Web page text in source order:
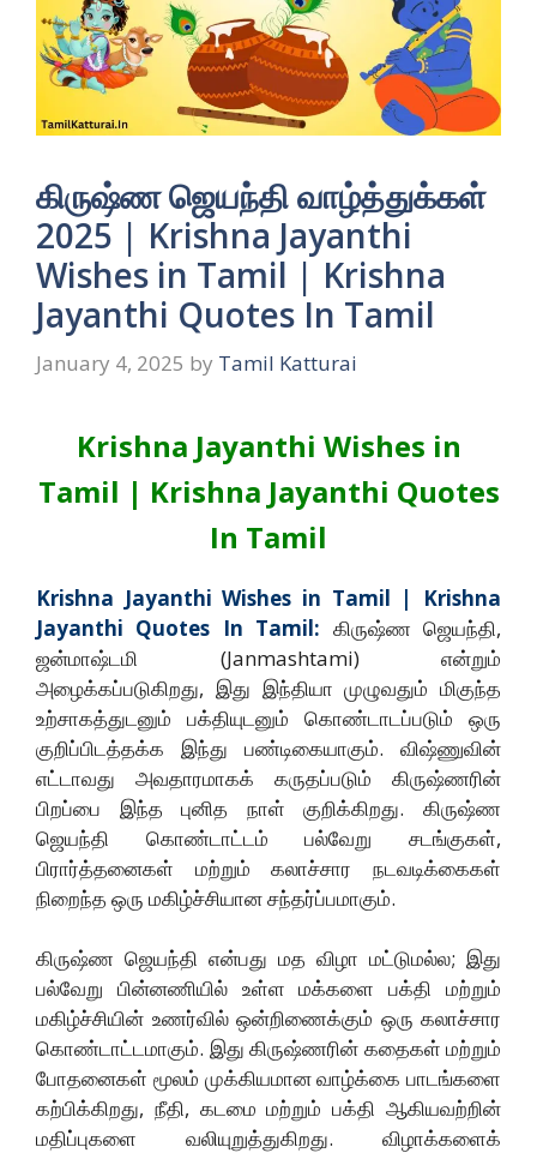
கிருஷ்ண ஜெயந்தி வாழ்த்துக்கள்
2025 | Krishna Jayanthi
Wishes in Tamil | Krishna
Jayanthi Quotes In Tamil
January 4, 2025 by Tamil Katturai
Krishna Jayanthi Wishes in
Tamil | Krishna Jayanthi Quotes
In Tamil
Krishna Jayanthi Wishes in Tamil | Krishna
Jayanthi Quotes In Tamil: கிருஷ்ண ஜெயந்தி,
ஜன்மாஷ்டமி (Janmashtami) என்றும்
அழைக்கப்படுகிறது, இது இந்தியா முழுவதும் மிகுந்த
உற்சாகத்துடனும் பக்தியுடனும் கொண்டாடப்படும் ஒரு
குறிப்பிடத்தக்க இந்து பண்டிகையாகும். விஷ்ணுவின்
எட்டாவது அவதாரமாகக் கருதப்படும் கிருஷ்ணரின்
பிறப்பை இந்த புனித நாள் குறிக்கிறது. கிருஷ்ண
ஜெயந்தி கொண்டாட்டம் பல்வேறு சடங்குகள்,
பிரார்த்தனைகள் மற்றும் கலாச்சார நடவடிக்கைகள்
நிறைந்த ஒரு மகிழ்ச்சியான சந்தர்ப்பமாகும்.
கிருஷ்ண ஜெயந்தி என்பது மத விழா மட்டுமல்ல; இது
பல்வேறு பின்னணியில் உள்ள மக்களை பக்தி மற்றும்
மகிழ்ச்சியின் உணர்வில் ஒன்றிணைக்கும் ஒரு கலாச்சார
கொண்டாட்டமாகும். இது கிருஷ்ணரின் கதைகள் மற்றும்
போதனைகள் மூலம் முக்கியமான வாழ்க்கை பாடங்களை
கற்பிக்கிறது, நீதி, கடமை மற்றும் பக்தி ஆகியவற்றின்
மதிப்புகளை வலியுறுத்துகிறது. விழாக்களைக்